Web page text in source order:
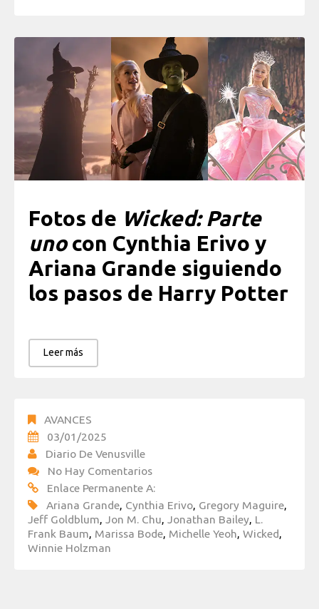
Fotos de Wicked: Parte
unocon Cynthia Erivo y
Ariana Grande siguiendo
los pasos de Harry Potter
Leer más
AVANCES
03/01/2025
Diario De Venusville
No Hay Comentarios
Enlace Permanente A:
Ariana Grande, Cynthia Erivo, Gregory Maguire,
Jeff Goldblum, Jon M. Chu, Jonathan Bailey, L.
Frank Baum, Marissa Bode, Michelle Yeoh, Wicked,
Winnie Holzman